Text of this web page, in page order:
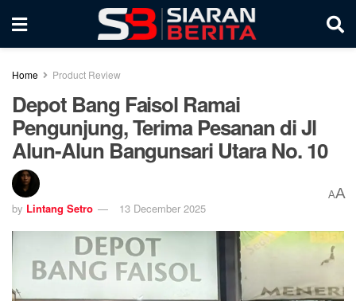
Home Product Review
Depot Bang Faisol Ramai
Pengunjung, Terima Pesanan di Jl
Alun-Alun Bangunsari Utara No. 10
by Lintang Setro 13 December 2025
AA